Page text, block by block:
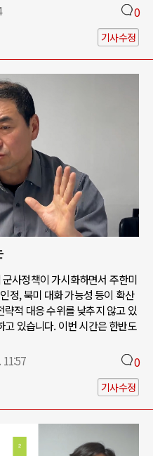
0
기사수정
사정책이 가시화하면서 주한미
정, 북미 대화 가능성 등이 확산
적 대응 수위를 낮추지 않고 있
있습니다. 이번 시간은 한반도
11:57 0
기사수정